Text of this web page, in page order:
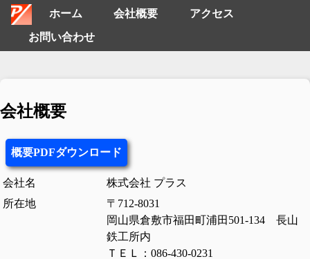
ホーム 会社概要
アクセス
お問い合わせ
会社概要
概要PDFダウンロード
会社名
株式会社 プラス
所在地
〒712-8031
岡山県倉敷市福田町浦田501-134 長山
鉄工所内
ＴＥＬ：086-430-0231